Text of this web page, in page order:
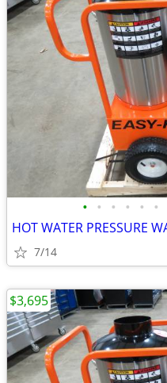
• • • • • •
7/14
$3,695